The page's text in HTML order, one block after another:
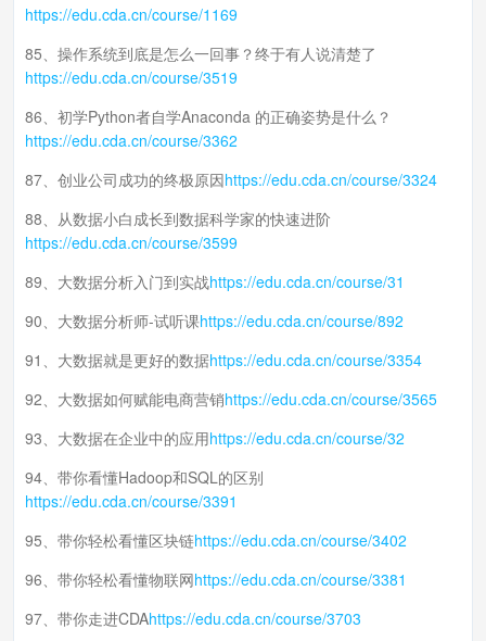
https://edu.cda.cn/course/1169
85、操作系统到底是怎么一回事？终于有人说清楚了
https://edu.cda.cn/course/3519
86、初学Python者自学Anaconda 的正确姿势是什么？
https://edu.cda.cn/course/3362
87、创业公司成功的终极原因https://edu.cda.cn/course/3324
88、从数据小白成长到数据科学家的快速进阶
https://edu.cda.cn/course/3599
89、大数据分析入门到实战https://edu.cda.cn/course/31
90、大数据分析师-试听课https://edu.cda.cn/course/892
91、大数据就是更好的数据https://edu.cda.cn/course/3354
92、大数据如何赋能电商营销https://edu.cda.cn/course/3565
93、大数据在企业中的应用https://edu.cda.cn/course/32
94、带你看懂Hadoop和SQL的区别
https://edu.cda.cn/course/3391
95、带你轻松看懂区块链https://edu.cda.cn/course/3402
96、带你轻松看懂物联网https://edu.cda.cn/course/3381
97、带你走进CDAhttps://edu.cda.cn/course/3703